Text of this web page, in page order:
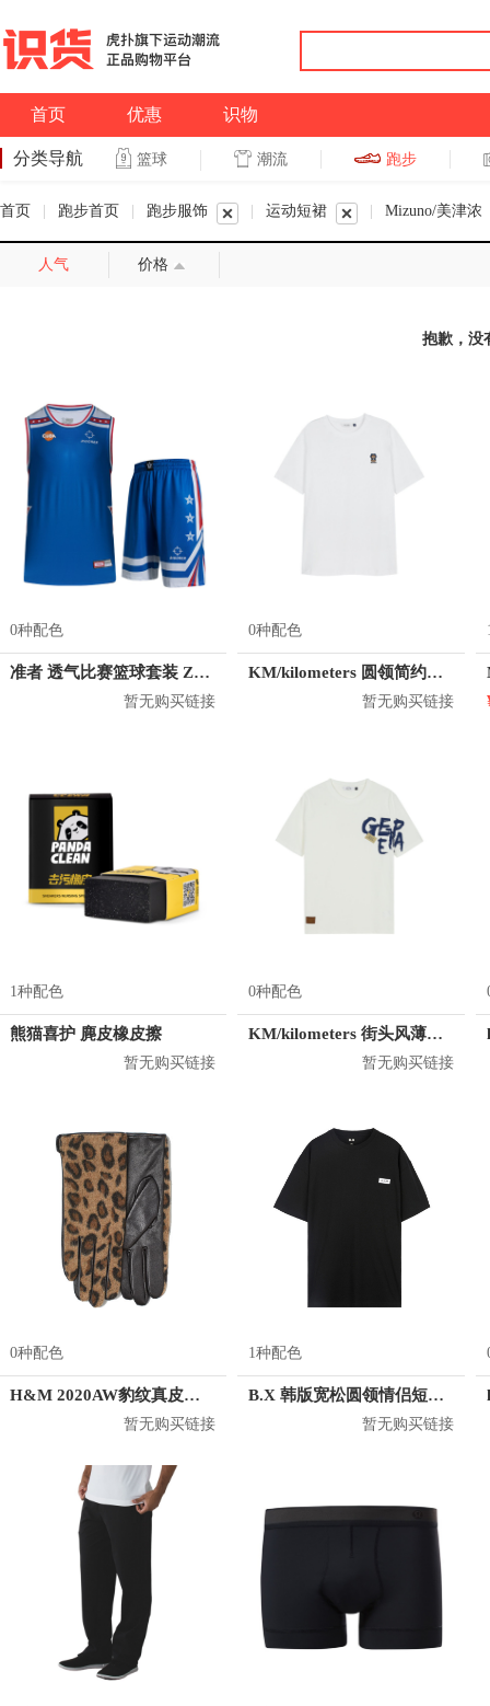
首页 优惠 识物
分类导航 篮球 潮流 跑步
首页 跑步首页 跑步服饰 运动短裙 Mizuno/美津浓
人气 价格
抱歉，没
0种配色
准者 透气比赛篮球套装 Z118210177
暂无购买链接
0种配色
KM/kilometers 圆领简约短袖T恤 M2X2108073
暂无购买链接
1种配色
熊猫喜护 麂皮橡皮擦
暂无购买链接
0种配色
KM/kilometers 街头风薄款印花短袖T恤 男女同款 M2X2108248
暂无购买链接
0种配色
H&M 2020AW豹纹真皮五指手套 0785505
暂无购买链接
1种配色
B.X 韩版宽松圆领情侣短袖T恤 男女同款 T-6202-002001
暂无购买链接